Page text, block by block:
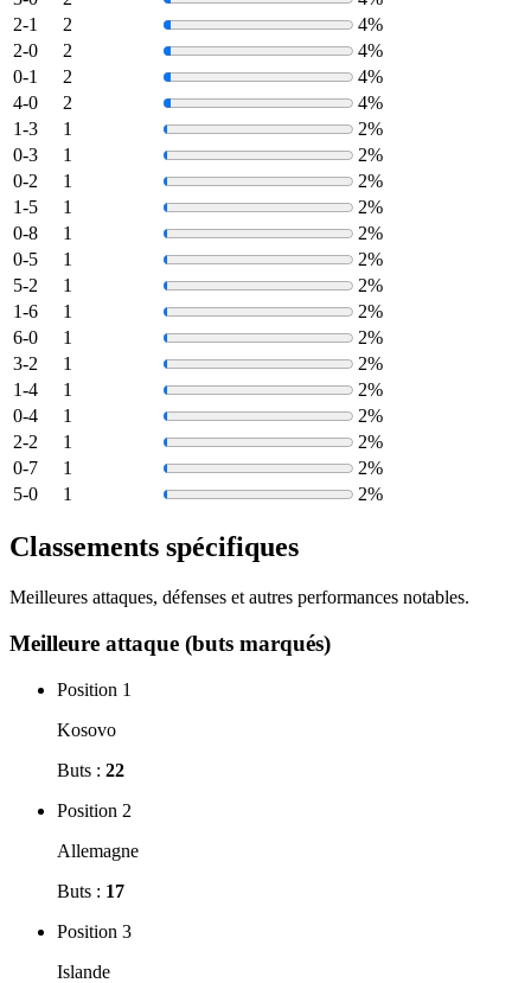
2-1
2
4%
2-0
2
4%
0-1
2
4%
4-0
2
4%
1-3
1
2%
0-3
1
2%
0-2
1
2%
1-5
1
2%
0-8
1
2%
0-5
1
2%
5-2
1
2%
1-6
1
2%
6-0
1
2%
3-2
1
2%
1-4
1
2%
0-4
1
2%
2-2
1
2%
0-7
1
2%
5-0
1 2%
Classements spécifiques
Meilleures attaques, défenses et autres performances notables.
Meilleure attaque (buts marqués)
Position 1
Kosovo
Buts : 22
Position 2
Allemagne
Buts : 17
Position 3
Islande